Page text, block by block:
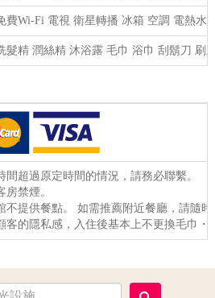
費Wi-Fi 電視 衛星轉播 冰箱 空調 電熱水
髮精 潤絲精 沐浴露 毛巾 浴巾 刮鬍刀 刷
間超過原定時間的情況，請務必聯繫。
房禁煙。
不提供餐點。 如需推薦附近餐廳，請隨
客的隱私感，入住後基本上不更換毛巾